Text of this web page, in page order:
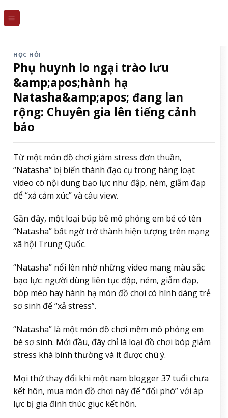
HỌC HỎI
Phụ huynh lo ngại trào lưu
&amp;apos;hành hạ
Natasha&amp;apos; đang lan
rộng: Chuyên gia lên tiếng cảnh
báo
Từ một món đồ chơi giảm stress đơn thuần,
“Natasha” bị biến thành đạo cụ trong hàng loạt
video có nội dung bạo lực như đập, ném, giẫm đạp
để “xả cảm xúc” và câu view.
Gần đây, một loại búp bê mô phỏng em bé có tên
“Natasha” bất ngờ trở thành hiện tượng trên mạng
xã hội Trung Quốc.
“Natasha” nổi lên nhờ những video mang màu sắc
bạo lực: người dùng liên tục đập, ném, giẫm đạp,
bóp méo hay hành hạ món đồ chơi có hình dáng trẻ
sơ sinh để “xả stress”.
“Natasha” là một món đồ chơi mềm mô phỏng em
bé sơ sinh. Mới đầu, đây chỉ là loại đồ chơi bóp giảm
stress khá bình thường và ít được chú ý.
Mọi thứ thay đổi khi một nam blogger 37 tuổi chưa
kết hôn, mua món đồ chơi này để “đối phó” với áp
lực bị gia đình thúc giục kết hôn.